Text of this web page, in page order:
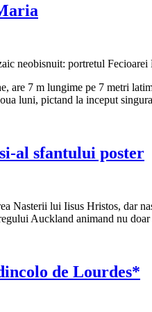
neobisnuit: portretul
are 7 m lungime pe 7 metri
luni, pictand la inceput
al sfantului poster
Nasterii lui Iisus Hristos, dar
Auckland animand nu
de Lourdes*